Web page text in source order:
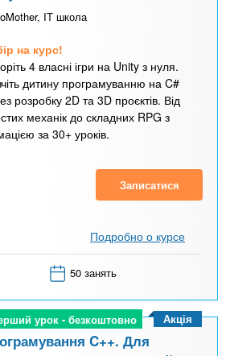
IT школа
на курс!
4 власні ігри на Unity з нуля.
дитину програмуванню на C#
розробку 2D та 3D проєктів. Від
механік до складних RPG з
за 30+ уроків.
Записатися
Подробно о курсе
50 занять
урок - безкоштовно
урок - безкоштовно
C++. Для
Акція